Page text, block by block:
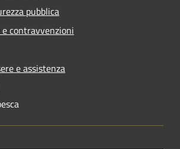
pubblica
contravvenzioni
e assistenza